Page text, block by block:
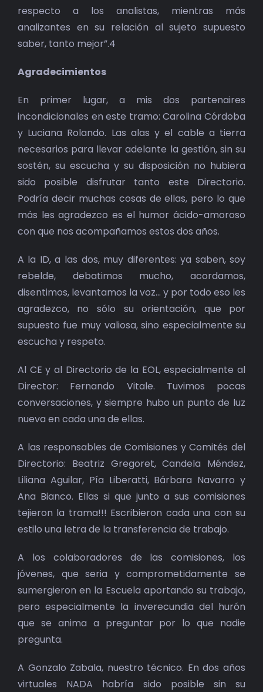
respecto a los analistas, mientras más
analizantes en su relación al sujeto supuesto
saber, tanto mejor”.4
Agradecimientos
En primer lugar, a mis dos partenaires
incondicionales en este tramo: Carolina Córdoba
y Luciana Rolando. Las alas y el cable a tierra
necesarios para llevar adelante la gestión, sin su
sostén, su escucha y su disposición no hubiera
sido posible disfrutar tanto este Directorio.
Podría decir muchas cosas de ellas, pero lo que
más les agradezco es el humor ácido-amoroso
con que nos acompañamos estos dos años.
A la ID, a las dos, muy diferentes: ya saben, soy
rebelde, debatimos mucho, acordamos,
disentimos, levantamos la voz… y por todo eso les
agradezco, no sólo su orientación, que por
supuesto fue muy valiosa, sino especialmente su
escucha y respeto.
Al CE y al Directorio de la EOL, especialmente al
Director: Fernando Vitale. Tuvimos pocas
conversaciones, y siempre hubo un punto de luz
nueva en cada una de ellas.
A las responsables de Comisiones y Comités del
Directorio: Beatriz Gregoret, Candela Méndez,
Liliana Aguilar, Pía Liberatti, Bárbara Navarro y
Ana Bianco. Ellas si que junto a sus comisiones
tejieron la trama!!! Escribieron cada una con su
estilo una letra de la transferencia de trabajo.
A los colaboradores de las comisiones, los
jóvenes, que seria y comprometidamente se
sumergieron en la Escuela aportando su trabajo,
pero especialmente la inverecundia del hurón
que se anima a preguntar por lo que nadie
pregunta.
A Gonzalo Zabala, nuestro técnico. En dos años
virtuales NADA habría sido posible sin su